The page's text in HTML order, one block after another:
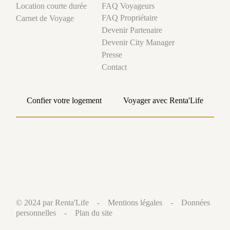
Location courte durée
Carnet de Voyage
FAQ Voyageurs
FAQ Propriétaire
Devenir Partenaire
Devenir City Manager
Presse
Contact
Confier votre logement Voyager avec Renta'Life
© 2024 par Renta'Life -Mentions légales -Données
personnelles -Plan du site